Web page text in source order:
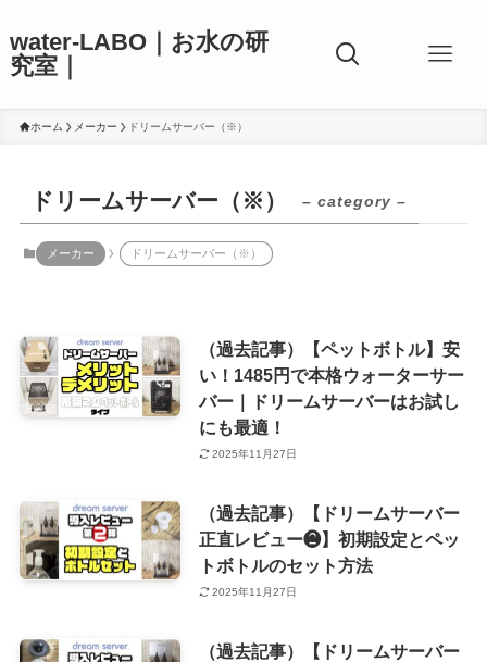
water-LABO｜お水の研
究室｜
ホーム メーカー ドリームサーバー（※）
ドリームサーバー（※） – category –
メーカー ドリームサーバー（※）
（過去記事）【ペットボトル】安
い！1485円で本格ウォーターサー
バー｜ドリームサーバーはお試し
にも最適！
2025年11月27日
（過去記事）【ドリームサーバー
正直レビュー❷】初期設定とペッ
トボトルのセット方法
2025年11月27日
（過去記事）【ドリームサーバー